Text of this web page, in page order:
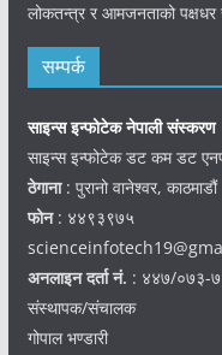
लोकतन्त्र र आमजनताको पक्षधर
सम्पर्क
साइन्स इन्फोटेक नेपाली संस्करण
साइन्स इन्फोटेक डट कम डट
ठेगाना: पुरानो वानेश्वर, काठमाडौं
फोन: ४४९३९७५
अनलाइन दर्ता नं. : ४४७/०७३-
संस्थापक/संचालक
गोपाल भण्डारी